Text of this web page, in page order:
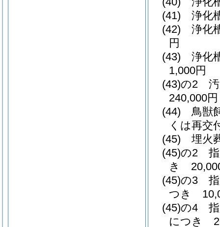
(41)
浄化
(42)
浄化
円
(43)
浄化
1,000円
(43)の2
240,000円
(44)
鳥獣
くは再
(45)
埋火
(45)の2
き
(45)の3
つき
(45)の4
につき